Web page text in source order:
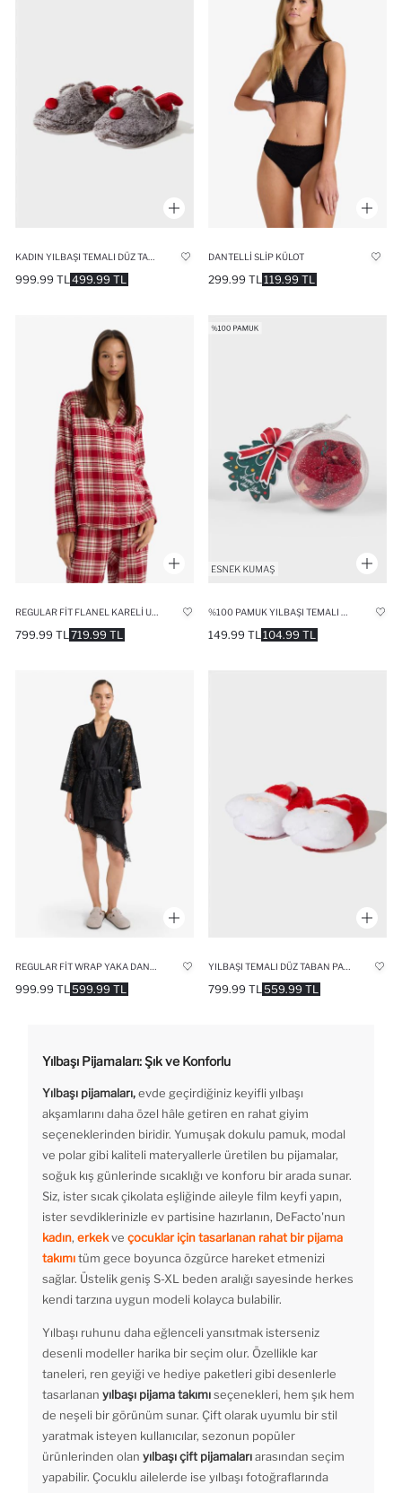
499.99 TL
999.99 TL
DANTELLI SLIP KÜLOT
119.99 TL
299.99 TL
719.99 TL
799.99 TL 104.99 TL
149.99 TL
599.99 TL
999.99 TL 559.99 TL
799.99 TL
Yılbaşı Pijamaları: Şık ve Konforlu
Yılbaşı pijamaları,evde geçirdiğiniz keyifli yılbaşı
akşamlarını daha özel hâle getiren en rahat giyim
seçeneklerinden biridir. Yumuşak dokulu pamuk, modal
ve polar gibi kaliteli materyallerle üretilen bu pijamalar,
soğuk kış günlerinde sıcaklığı ve konforu bir arada sunar.
Siz, ister sıcak çikolata eşliğinde aileyle film keyfi yapın,
ister sevdiklerinizle ev partisine hazırlanın, DeFacto'nun
kadın, erkekve çocuklar için tasarlanan rahat bir pijama
takımıtüm gece boyunca özgürce hareket etmenizi
sağlar. Üstelik geniş S-XL beden aralığı sayesinde herkes
kendi tarzına uygun modeli kolayca bulabilir.
Yılbaşı ruhunu daha eğlenceli yansıtmak isterseniz
desenli modeller harika bir seçim olur. Özellikle kar
taneleri, ren geyiği ve hediye paketleri gibi desenlerle
tasarlanan yılbaşı pijama takımıseçenekleri, hem şık hem
de neşeli bir görünüm sunar. Çift olarak uyumlu bir stil
yaratmak isteyen kullanıcılar, sezonun popüler
ürünlerinden olan yılbaşı çift pijamalarıarasından seçim
yapabilir. Çocuklu ailelerde ise yılbaşı fotoğraflarında